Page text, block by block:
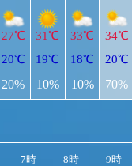
27℃
20℃
20%
31℃
19℃
10%
33℃
18℃
10%
34℃
20℃
70%
7時 8時 9時